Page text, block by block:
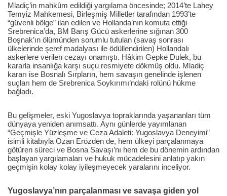
Mladiç’in mahkûm edildiği yargılama öncesinde; 2014’te Lahey
Temyiz Mahkemesi, Birleşmiş Milletler tarafından 1993’te
“güvenli bölge” ilan edilen ve Hollanda’nın komuta ettiği
Srebrenica’da, BM Barış Gücü askerlerine sığınan 300
Boşnak’ın ölümünden sorumlu tutulan (savaş sonrası
ülkelerinde şeref madalyası ile ödüllendirilen) Hollandalı
askerlere verilen cezayı onamıştı. Hâkim Gepke Dulek, bu
kararla insanlığa karşı suçu resmiyete dökmüş oldu. Mladiç
kararı ise Bosnalı Sırpların, hem savaşın genelinde işlenen
suçları hem de Srebrenica Soykırımı’ndaki rolünü hükme
bağladı.
Bu gelişmeler, eski Yugoslavya topraklarında yaşananları tüm
dünyaya yeniden anımsattı. Aynı günlerde yayımlanan
“Geçmişle Yüzleşme ve Ceza Adaleti: Yugoslavya Deneyimi”
isimli kitabıyla Ozan Erözden de, hem ülkeyi parçalanmaya
götüren süreci ve Bosna Savaşı’nı hem de bu dönemin ardından
başlayan yargılamaları ve hukuk mücadelesini anlatıp yakın
geçmişin kolay kolay iyileşmeyecek yaralarını inceliyor.
Yugoslavya’nın parçalanması ve savaşa giden yol